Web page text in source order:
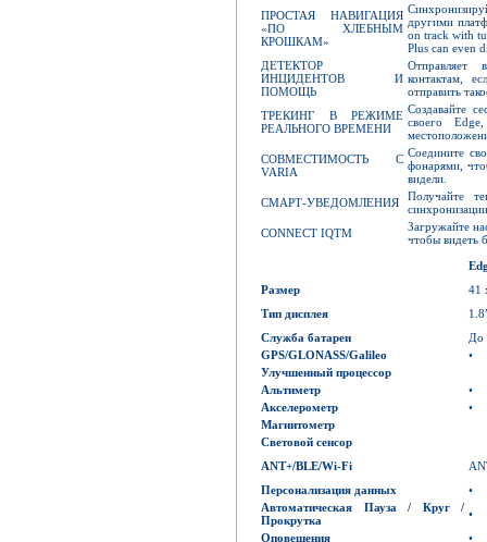
ПРОСТАЯ НАВИГАЦИЯ
«ПО ХЛЕБНЫМ
КРОШКАМ»
другими
on track with
Plus can even
ДЕТЕКТОР
ИНЦИДЕНТОВ И
ПОМОЩЬ
Отправляет
контактам,
отправить
ТРЕКИНГ В РЕЖИМЕ
РЕАЛЬНОГО ВРЕМЕНИ
Создавайте
своего
СОВМЕСТИМОСТЬ С
VARIA
Соедините
фонарями,
видели.
СМАРТ-УВЕДОМЛЕНИЯ
Получайте
CONNECT IQTM
Загружайте
чтобы видеть
Размер
41
Тип дисплея
Служба батареи
До
GPS/GLONASS/Galileo
•
Улучшенный процессор
Альтиметр
•
Акселерометр
•
Магнитометр
Световой сенсор
ANT+/BLE/Wi-Fi
Персонализация данных
•
Автоматическая Пауза / Круг /
Прокрутка
•
Оповещения
•